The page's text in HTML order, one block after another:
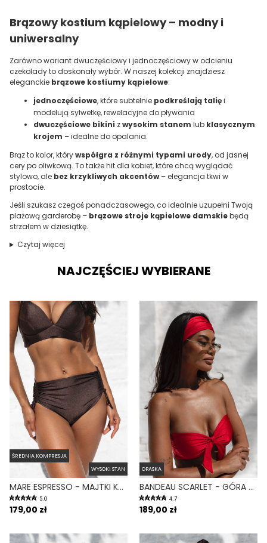
Brązowy kostium kąpielowy – modny i
uniwersalny
Zarówno wariant dwuczęściowy i jednoczęściowy w odcieniu
czekolady to doskonały wybór. W naszej kolekcji znajdziesz
eleganckie brązowe kostiumy kąpielowe:
jednoczęściowe, które subtelnie podkreślają talięi
modelują sylwetkę, rewelacyjne do pływania
dwuczęściowe bikini zwysokim stanem lub klasycznym
krojem – idealne do opalania.
Brąz to kolor, którywspółgra z różnymi typami urody, od jasnej
cery po oliwkową. To także hit dla kobiet, które chcą wyglądać
stylowo, ale bez krzykliwych akcentów– elegancja tkwi w
prostocie.
Jeśli szukasz czegoś ponadczasowego, co idealnie uzupełni Twoją
plażową garderobę – brązowe stroje kąpielowe damskiebędą
strzałem w dziesiątkę.
Czytaj więcej
NAJCZĘŚCIEJ WYBIERANE
ŚREDNIA KOMPRESJA
WYSOKI STAN
MARE ESPRESSO - MAJTKI KĄPIELOWE NA DUŻY BRZUCH WYSOKI STAN BRĄZOWY
5.0
179,00 zł
OPASKA
BANDEAU SCARLET - GÓRA OD BIKINI NA MAŁY BIUST OPASKA CZERWONY
4.7
189,00 zł